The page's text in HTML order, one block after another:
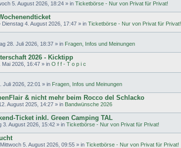
5. August 2026, 18:24 » in Ticketbörse - Nur von Privat für Privat!
Dienstag 4. August 2026, 17:47 » in Ticketbörse - Nur von Privat für Privat!
28. Juli 2026, 18:37 » in Fragen, Infos und Meinungen
2026 - Kicktipp
Mai 2026, 16:47 » in O f f - T o p i c
Juli 2026, 22:01 » in Fragen, Infos und Meinungen
& nicht mehr beim Rocco del Schlacko
August 2025, 14:27 » in Bandwünsche 2026
Ticket inkl. Green Camping TAL
3. August 2026, 15:42 » in Ticketbörse - Nur von Privat für Privat!
Mittwoch 5. August 2026, 09:55 » in Ticketbörse - Nur von Privat für Privat!